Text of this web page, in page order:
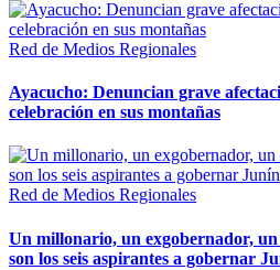
Red de Medios Regionales
Ayacucho: Denuncian grave
celebración en sus montañas
Red de Medios Regionales
Un millonario, un exgobernador,
son los seis aspirantes a gobernar